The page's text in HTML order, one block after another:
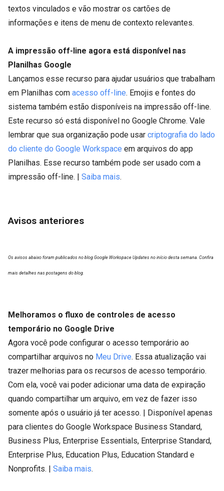
textos vinculados e vão mostrar os cartões de
informações e itens de menu de contexto relevantes.
A impressão off-line agora está disponível nas
Planilhas Google
Lançamos esse recurso para ajudar usuários que trabalham
em Planilhas com acesso off-line. Emojis e fontes do
sistema também estão disponíveis na impressão off-line.
Este recurso só está disponível no Google Chrome. Vale
lembrar que sua organização pode usar criptografia do lado
do cliente do Google Workspace em arquivos do app
Planilhas. Esse recurso também pode ser usado com a
impressão off-line. | Saiba mais.
Avisos anteriores
Os avisos abaixo foram publicados no blog Google Workspace Updates no início desta semana. Confira
mais detalhes nas postagens do blog.
Melhoramos o fluxo de controles de acesso
temporário no Google Drive
Agora você pode configurar o acesso temporário ao
compartilhar arquivos no Meu Drive. Essa atualização vai
trazer melhorias para os recursos de acesso temporário.
Com ela, você vai poder adicionar uma data de expiração
quando compartilhar um arquivo, em vez de fazer isso
somente após o usuário já ter acesso. | Disponível apenas
para clientes do Google Workspace Business Standard,
Business Plus, Enterprise Essentials, Enterprise Standard,
Enterprise Plus, Education Plus, Education Standard e
Nonprofits. | Saiba mais.